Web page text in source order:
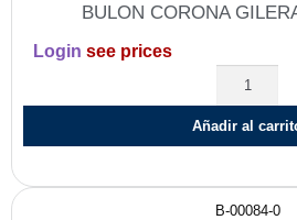
BULON CORONA
Login see prices
Añadir al
B-00084-0